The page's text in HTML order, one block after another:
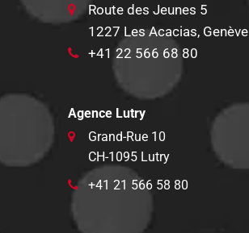
Route des Jeunes 5
1227 Les Acacias, Genève
+41 22 566 68 80
Agence Lutry
Grand-Rue 10
CH-1095 Lutry
+41 21 566 58 80